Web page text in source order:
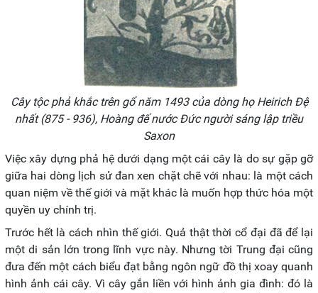
Cây tộc phả khắc trên gổ năm 1493 của dòng họ Heirich Đệ
nhất (875 - 936), Hoàng đế nước Đức người sáng lập triều
Saxon
Việc xây dựng phả hệ dưới dạng một cái cây là do sự gặp gỡ
giữa hai dòng lịch sử đan xen chặt chẽ với nhau: là một cách
quan niệm về thế giới và mặt khác là muốn hợp thức hóa một
quyền uy chính trị.
Trước hết là cách nhìn thế giới. Quả thật thời cổ đại đã để lại
một di sản lớn trong lĩnh vực này. Nhưng tời Trung đại cũng
đưa đến một cách biểu đạt bằng ngôn ngữ đồ thị xoay quanh
hình ảnh cái cây. Vì cây gắn liền với hình ảnh gia đình: đó là